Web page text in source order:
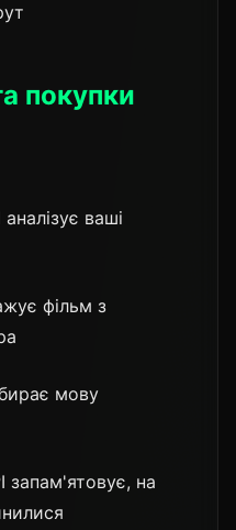
покупки
ваші
фільм з
мову
запам'ятовує, на